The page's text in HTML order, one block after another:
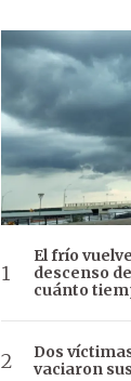
El frío
descenso
cuánto
Dos
vaciaron